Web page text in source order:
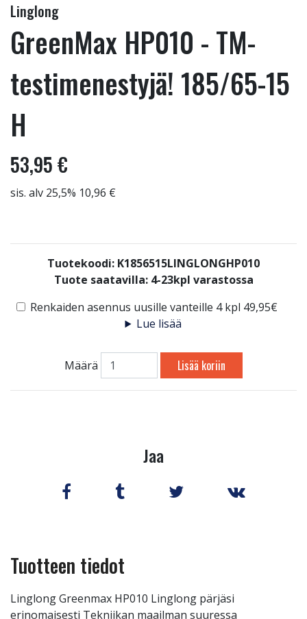
Linglong
GreenMax HP010 - TM-
testimenestyjä! 185/65-15
H
53,95 €
sis. alv 25,5% 10,96 €
Tuotekoodi: K1856515LINGLONGHP010
Tuote saatavilla: 4-23kpl varastossa
Renkaiden asennus uusille vanteille 4 kpl 49,95€
Lue lisää
Määrä Lisää koriin
Jaa
Tuotteen tiedot
Linglong Greenmax HP010 Linglong pärjäsi
erinomaisesti Tekniikan maailman suuressa